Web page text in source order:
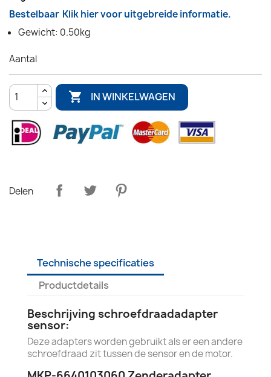
Bestelbaar Klik hier voor uitgebreide informatie.
Gewicht: 0.50kg
Aantal
 IN WINKELWAGEN
Delen
Technische specificaties
Productdetails
Beschrijving schroefdraadadapter
sensor:
Deze adapters worden gebruikt als er een andere
schroefdraad zit tussen de sensor en de motor.